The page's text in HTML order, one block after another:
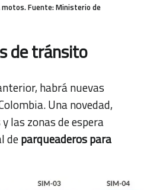
Fuente: Ministerio de
de tránsito
habrá nuevas
Una novedad,
las zonas de espera
deparqueaderos para